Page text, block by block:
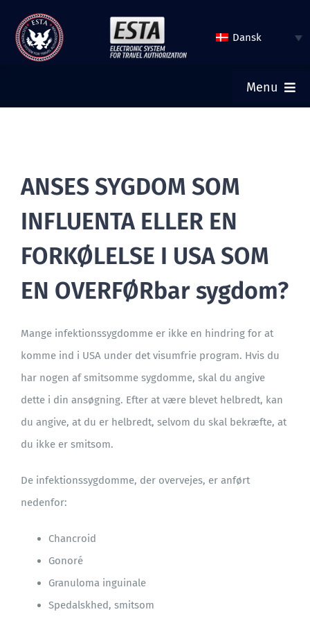
indhold
Dansk
Menu
TJEK ESTA STATUS
TURISTVISUM
BLOG
ANSES SYGDOM SOM
INFLUENTA ELLER EN
FORKØLELSE I USA SOM
EN OVERFØRbar sygdom?
Mange infektionssygdomme er ikke en hindring for at
komme ind i USA under det visumfrie program. Hvis du
har nogen af smitsomme sygdomme, skal du angive
dette i din ansøgning. Efter at være blevet helbredt, kan
du angive, at du er helbredt, selvom du skal bekræfte, at
du ikke er smitsom.
De infektionssygdomme, der overvejes, er anført
nedenfor:
Chancroid
Gonoré
Granuloma inguinale
Spedalskhed, smitsom